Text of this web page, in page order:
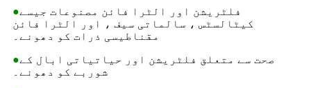
●فلٹریشن اور الٹرا فائن مصنوعات جیسے
کیٹالسٹس ، سالماتی سیف ، اور الٹرا فائن
مقناطیسی ذرات کو دھونے۔
●صحت سے متعلق فلٹریشن اور حیاتیاتی ابال کے
شوربے کو دھونے۔